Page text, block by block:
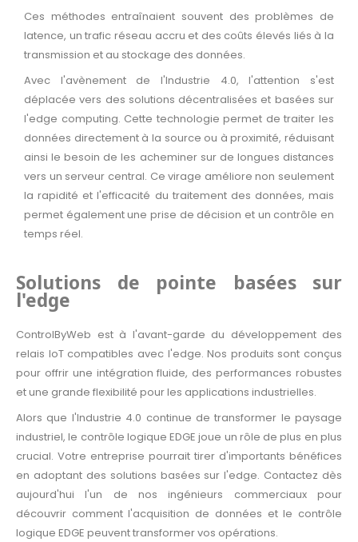
Ces méthodes entraînaient souvent des problèmes de
latence, un trafic réseau accru et des coûts élevés liés à la
transmission et au stockage des données.
Avec l'avènement de l'Industrie 4.0, l'attention s'est
déplacée vers des solutions décentralisées et basées sur
l'edge computing. Cette technologie permet de traiter les
données directement à la source ou à proximité, réduisant
ainsi le besoin de les acheminer sur de longues distances
vers un serveur central. Ce virage améliore non seulement
la rapidité et l'efficacité du traitement des données, mais
permet également une prise de décision et un contrôle en
temps réel.
Solutions de pointe basées sur
l'edge
ControlByWeb est à l'avant-garde du développement des
relais IoT compatibles avec l'edge. Nos produits sont conçus
pour offrir une intégration fluide, des performances robustes
et une grande flexibilité pour les applications industrielles.
Alors que l'Industrie 4.0 continue de transformer le paysage
industriel, le contrôle logique EDGE joue un rôle de plus en plus
crucial. Votre entreprise pourrait tirer d'importants bénéfices
en adoptant des solutions basées sur l'edge. Contactez dès
aujourd'hui l'un de nos ingénieurs commerciaux pour
découvrir comment l'acquisition de données et le contrôle
logique EDGE peuvent transformer vos opérations.